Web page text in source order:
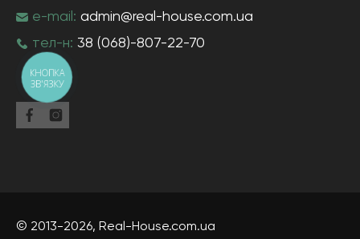
e-mail: admin@real-house.com.ua
тел-н: 38 (068)-807-22-70
© 2013-2026, Real-House.com.ua
КНОПКА
ЗВ'ЯЗКУ